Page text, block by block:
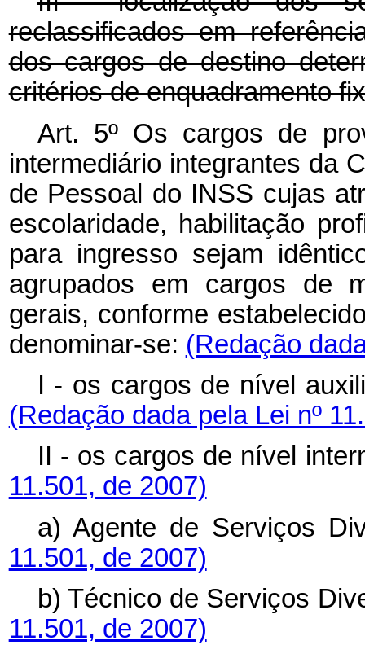
reclassificados em
dos cargos de destino
critérios de enquadramento
Art. 5º Os cargos de
intermediário integrantes da
de Pessoal do INSS cujas
escolaridade, habilitação
para ingresso sejam
agrupados em cargos de
gerais, conforme
denominar-se: (Redação
I - os cargos de nível
(Redação dada pela Lei nº
II - os cargos de nível
11.501, de 2007)
a) Agente de Serviços
11.501, de 2007)
b) Técnico de Serviços
11.501, de 2007)